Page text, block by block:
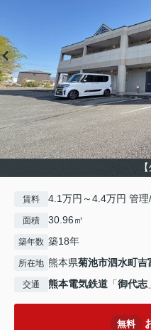
賃料 4.1万円～4.4万円 管
面積 30.96㎡
築年数 築18年
所在地 熊本県菊池市泗水町吉
交通 熊本電気鉄道 「御代志
無料